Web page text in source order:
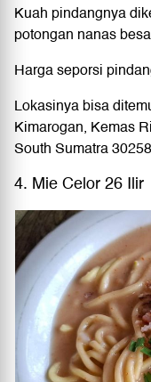
Kuah pindangnya
potongan nanas
Harga seporsi
Lokasinya bisa
Kimarogan, Kemas
South Sumatra
4. Mie Celor 26 Ilir